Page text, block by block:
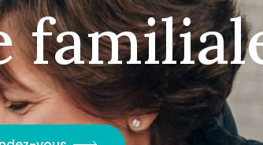
familial